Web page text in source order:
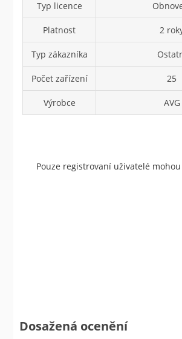
Typ licence
Platnost 2
Typ zákazníka
Počet zařízení 25
Výrobce AVG
Pouze registrovaní uživatelé
Dosažená ocenění